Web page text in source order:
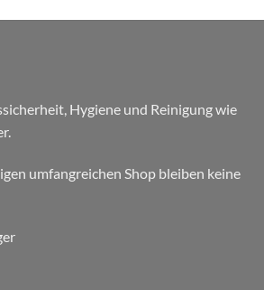
Hygiene und Reinigung wie
umfangreichen Shop bleiben keine